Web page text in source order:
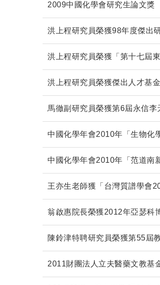
2009中國化學會研究生論文獎
洪上程研究員榮獲98年度傑出
洪上程研究員榮獲「第十七屆東
洪上程研究員榮獲傑出人才基
馬徹副研究員榮獲第6屆永信
中國化學年會2010年「生物化
中國化學年會2010年「范道南
王亦生老師獲「台灣質譜學會
翁啟惠院長榮獲2012年亞瑟科
陳鈴津特聘研究員榮獲第55屆
2011財團法人立夫醫藥文教基